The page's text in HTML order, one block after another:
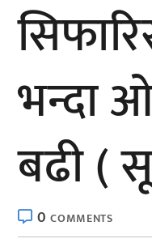
भन्दा
बढी (
0COMMENTS